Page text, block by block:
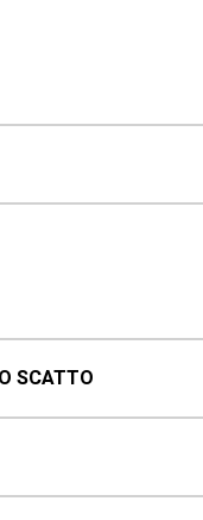
SCATTO